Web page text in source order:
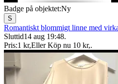
Badge på objektet:Ny
S
Romantiskt blommigt linne med
Sluttid14 aug 19:48.
Pris:1 kr,Eller Köp nu 10 kr,.